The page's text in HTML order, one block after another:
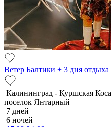
Ветер Балтики + 3 дня
Калининград - Куршская
поселок Янтарный
7 дней
6 ночей